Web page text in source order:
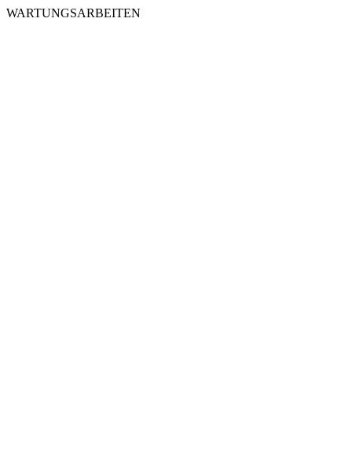
WARTUNGSARBEITEN